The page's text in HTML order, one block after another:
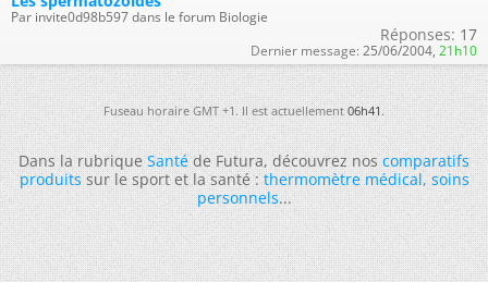
Par invite0d98b597 dans le forum Biologie
Réponses: 17
Dernier message: 25/06/2004, 21h10
Fuseau horaire GMT +1. Il est actuellement06h41.
Dans la rubriqueSantéde Futura, découvrez noscomparatifs
produitssur le sport et la santé :thermomètre médical,soins
personnels...